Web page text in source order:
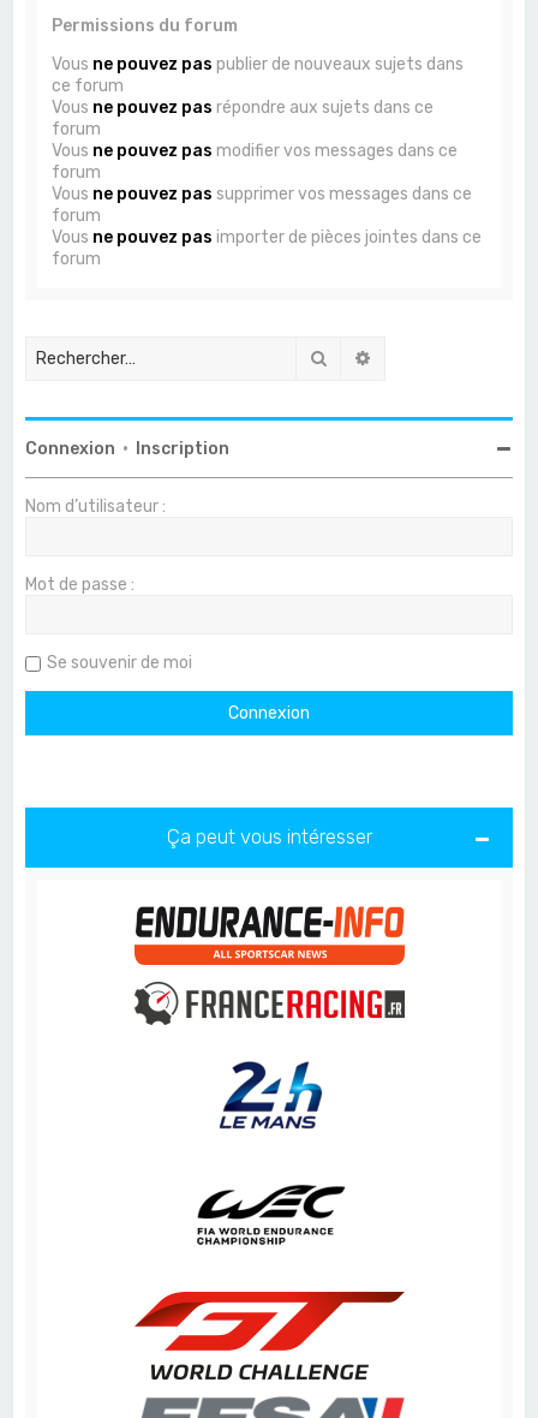
Permissions du forum
Vous ne pouvez pas publier de nouveaux sujets dans
ce forum
Vous ne pouvez pas répondre aux sujets dans ce
forum
Vous ne pouvez pas modifier vos messages dans ce
forum
Vous ne pouvez pas supprimer vos messages dans ce
forum
Vous ne pouvez pas importer de pièces jointes dans ce
forum
Rechercher
Connexion • Inscription
Nom d’utilisateur :
Mot de passe :
Se souvenir de moi
Ça peut vous intéresser